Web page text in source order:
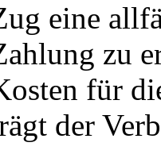
eine
zu
für
der